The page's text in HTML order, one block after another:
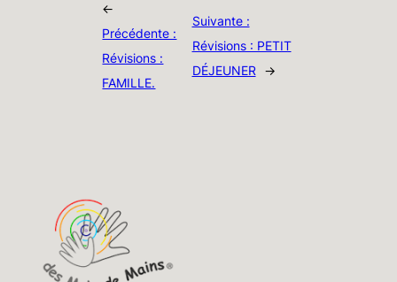
←
Précédente :
Révisions :
FAMILLE.
Suivante :
Révisions : PETIT
DÉJEUNER
→